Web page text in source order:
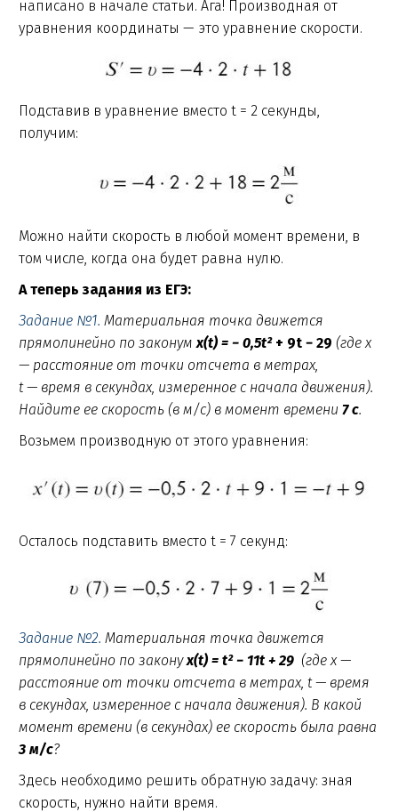
написано в начале статьи. Ага! Производная от
уравнения координаты — это уравнение скорости.
Подставив в уравнение вместо t = 2 секунды,
получим:
Можно найти скорость в любой момент времени, в
том числе, когда она будет равна нулю.
А теперь задания из ЕГЭ:
Задание №1. Материальная точка движется
прямолинейно по законум x(t) = − 0,5t² + 9t − 29 (где x
— расстояние от точки отсчета в метрах,
t — время в секундах, измеренное с начала движения).
Найдите ее скорость (в м/с) в момент времени 7 с.
Возьмем производную от этого уравнения:
Осталось подставить вместо t = 7 секунд:
Задание №2. Материальная точка движется
прямолинейно по законуx(t) = t² − 11t + 29 (где x —
расстояние от точки отсчета в метрах, t — время
в секундах, измеренное с начала движения). В какой
момент времени (в секундах) ее скорость была равна
3 м/с?
Здесь необходимо решить обратную задачу: зная
скорость, нужно найти время.